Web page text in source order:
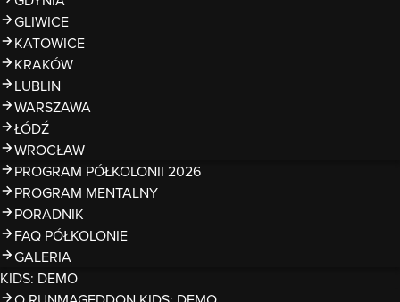
GLIWICE
KATOWICE
KRAKÓW
LUBLIN
WARSZAWA
ŁÓDŹ
WROCŁAW
PROGRAM PÓŁKOLONII 2026
PROGRAM MENTALNY
PORADNIK
FAQ PÓŁKOLONIE
GALERIA
KIDS: DEMO